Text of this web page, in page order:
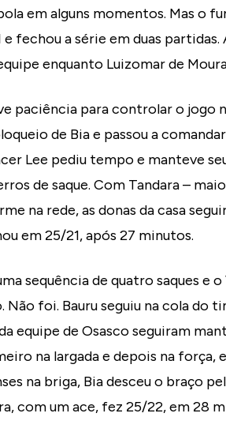
em alguns momentos. Mas o
fechou a série em duas partidas.
enquanto Luizomar de
paciência para controlar o jogo
de Bia e passou a
Lee pediu tempo e manteve
de saque. Com Tandara –
na rede, as donas da casa
em 25/21, após 27 minutos.
sequência de quatro saques e
foi. Bauru seguiu na cola do
equipe de Osasco seguiram
na largada e depois na força,
na briga, Bia desceu o braço
com um ace, fez 25/22, em 28